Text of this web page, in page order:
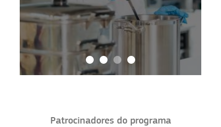
Patrocinadores do programa